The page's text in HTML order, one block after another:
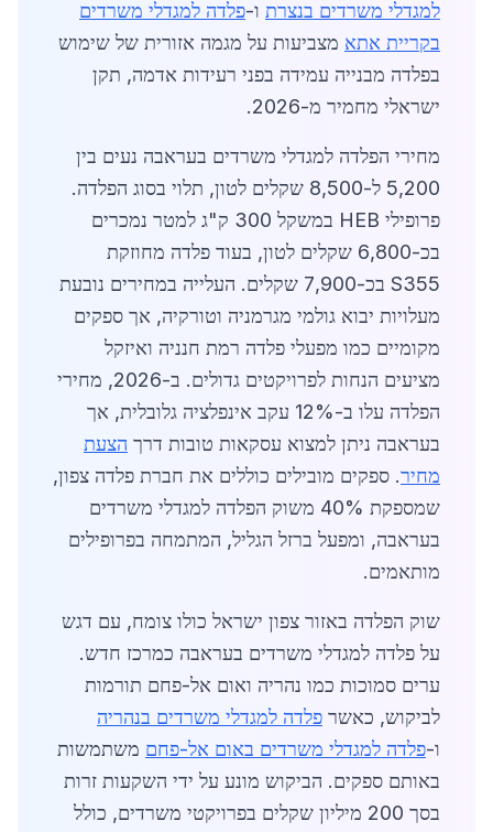
למגדלי משרדים בנצרת ו-פלדה למגדלי משרדים
בקריית אתא מצביעות על מגמה אזורית של שימוש
בפלדה מבנייה עמידה בפני רעידות אדמה, תקן
ישראלי מחמיר מ-2026.
מחירי הפלדה למגדלי משרדים בעראבה נעים בין
5,200 ל-8,500 שקלים לטון, תלוי בסוג הפלדה.
פרופילי HEB במשקל 300 ק"ג למטר נמכרים
בכ-6,800 שקלים לטון, בעוד פלדה מחוזקת
S355 בכ-7,900 שקלים. העלייה במחירים נובעת
מעלויות יבוא גולמי מגרמניה וטורקיה, אך ספקים
מקומיים כמו מפעלי פלדה רמת חנניה ואיזקל
מציעים הנחות לפרויקטים גדולים. ב-2026, מחירי
הפלדה עלו ב-12% עקב אינפלציה גלובלית, אך
בעראבה ניתן למצוא עסקאות טובות דרך הצעת
מחיר. ספקים מובילים כוללים את חברת פלדה צפון,
שמספקת 40% משוק הפלדה למגדלי משרדים
בעראבה, ומפעל ברזל הגליל, המתמחה בפרופילים
מותאמים.
שוק הפלדה באזור צפון ישראל כולו צומח, עם דגש
על פלדה למגדלי משרדים בעראבה כמרכז חדש.
ערים סמוכות כמו נהריה ואום אל-פחם תורמות
לביקוש, כאשר פלדה למגדלי משרדים בנהריה
ו-פלדה למגדלי משרדים באום אל-פחם משתמשות
באותם ספקים. הביקוש מונע על ידי השקעות זרות
בסך 200 מיליון שקלים בפרויקטי משרדים, כולל